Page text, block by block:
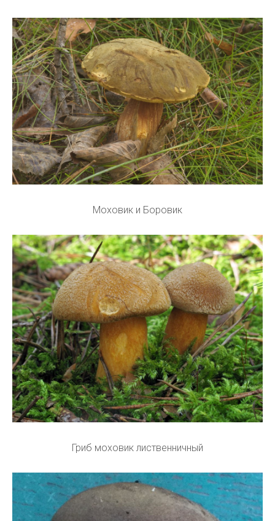
Моховик и Боровик
Гриб моховик лиственничный